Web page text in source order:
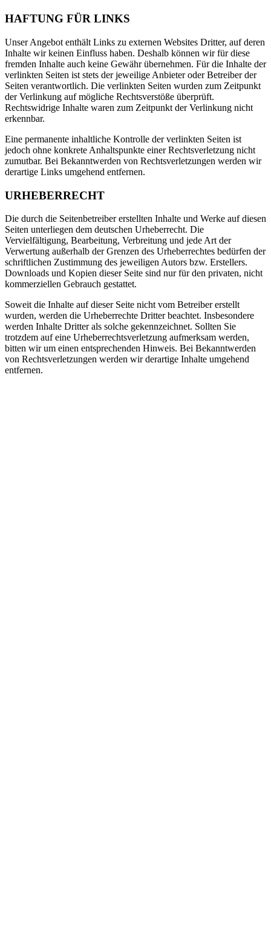
HAFTUNG FÜR LINKS
Unser Angebot enthält Links zu externen Websites Dritter, auf deren
Inhalte wir keinen Einfluss haben. Deshalb können wir für diese
fremden Inhalte auch keine Gewähr übernehmen. Für die Inhalte der
verlinkten Seiten ist stets der jeweilige Anbieter oder Betreiber der
Seiten verantwortlich. Die verlinkten Seiten wurden zum Zeitpunkt
der Verlinkung auf mögliche Rechtsverstöße überprüft.
Rechtswidrige Inhalte waren zum Zeitpunkt der Verlinkung nicht
erkennbar.
Eine permanente inhaltliche Kontrolle der verlinkten Seiten ist
jedoch ohne konkrete Anhaltspunkte einer Rechtsverletzung nicht
zumutbar. Bei Bekanntwerden von Rechtsverletzungen werden wir
derartige Links umgehend entfernen.
URHEBERRECHT
Die durch die Seitenbetreiber erstellten Inhalte und Werke auf diesen
Seiten unterliegen dem deutschen Urheberrecht. Die
Vervielfältigung, Bearbeitung, Verbreitung und jede Art der
Verwertung außerhalb der Grenzen des Urheberrechtes bedürfen der
schriftlichen Zustimmung des jeweiligen Autors bzw. Erstellers.
Downloads und Kopien dieser Seite sind nur für den privaten, nicht
kommerziellen Gebrauch gestattet.
Soweit die Inhalte auf dieser Seite nicht vom Betreiber erstellt
wurden, werden die Urheberrechte Dritter beachtet. Insbesondere
werden Inhalte Dritter als solche gekennzeichnet. Sollten Sie
trotzdem auf eine Urheberrechtsverletzung aufmerksam werden,
bitten wir um einen entsprechenden Hinweis. Bei Bekanntwerden
von Rechtsverletzungen werden wir derartige Inhalte umgehend
entfernen.